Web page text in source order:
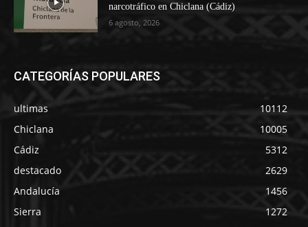
narcotráfico en Chiclana (Cádiz)
6 agosto, 2026
CATEGORÍAS POPULARES
ultimas
10112
Chiclana
10005
Cádiz
5312
destacado
2629
Andalucía
1456
Sierra
1272